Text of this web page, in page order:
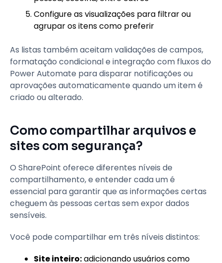
Configure as visualizações para filtrar ou
agrupar os itens como preferir
As listas também aceitam validações de campos,
formatação condicional e integração com fluxos do
Power Automate para disparar notificações ou
aprovações automaticamente quando um item é
criado ou alterado.
Como compartilhar arquivos e
sites com segurança?
O SharePoint oferece diferentes níveis de
compartilhamento, e entender cada um é
essencial para garantir que as informações certas
cheguem às pessoas certas sem expor dados
sensíveis.
Você pode compartilhar em três níveis distintos:
Site inteiro:adicionando usuários como